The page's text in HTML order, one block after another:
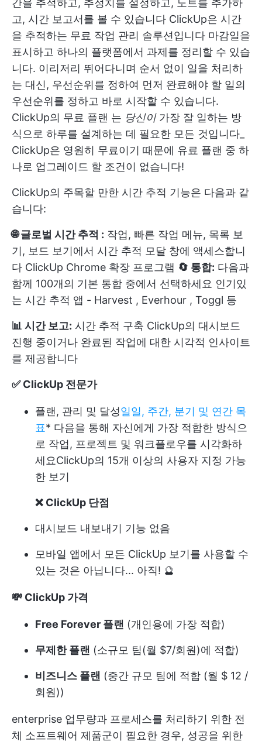
간을 추적하고, 추정치를 설정하고, 노트를 추가하
고, 시간 보고서를 볼 수 있습니다 ClickUp은 시간
을 추적하는 무료 작업 관리 솔루션입니다 마감일을
표시하고 하나의 플랫폼에서 과제를 정리할 수 있습
니다. 이리저리 뛰어다니며 순서 없이 일을 처리하
는 대신, 우선순위를 정하여 먼저 완료해야 할 일의
우선순위를 정하고 바로 시작할 수 있습니다.
ClickUp의 무료 플랜 는 당신이가장 잘 일하는 방
식으로 하루를 설계하는 데 필요한 모든 것입니다_
ClickUp은 영원히 무료이기 때문에 유료 플랜 중 하
나로 업그레이드 할 조건이 없습니다!
ClickUp의 주목할 만한 시간 추적 기능은 다음과 같
습니다:
🌐 글로벌 시간 추적 : 작업, 빠른 작업 메뉴, 목록 보
기, 보드 보기에서 시간 추적 모달 창에 액세스합니
다 ClickUp Chrome 확장 프로그램 🔄 통합: 다음과
함께 100개의 기본 통합 중에서 선택하세요 인기있
는 시간 추적 앱 - Harvest , Everhour , Toggl 등
📊 시간 보고: 시간 추적 구축 ClickUp의 대시보드
진행 중이거나 완료된 작업에 대한 시각적 인사이트
를 제공합니다
✅ ClickUp 전문가
플랜, 관리 및 달성일일, 주간, 분기 및 연간 목
표* 다음을 통해 자신에게 가장 적합한 방식으
로 작업, 프로젝트 및 워크플로우를 시각화하
세요ClickUp의 15개 이상의 사용자 지정 가능
한 보기
❌ ClickUp 단점
대시보드 내보내기 기능 없음
모바일 앱에서 모든 ClickUp 보기를 사용할 수
있는 것은 아닙니다... 아직! 🔮
💸 ClickUp 가격
Free Forever 플랜 (개인용에 가장 적합)
무제한 플랜 (소규모 팀(월 $7/회원)에 적합)
비즈니스 플랜 (중간 규모 팀에 적합 (월 $ 12 /
회원))
enterprise 업무량과 프로세스를 처리하기 위한 전
체 소프트웨어 제품군이 필요한 경우, 성공을 위한